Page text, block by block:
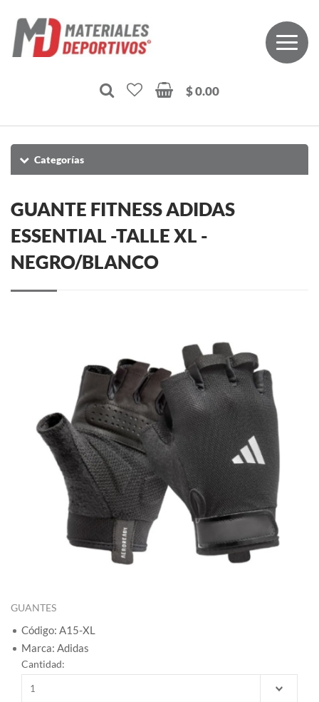
$ 0.00
Categorías
GUANTE FITNESS ADIDAS
ESSENTIAL -TALLE XL -
NEGRO/BLANCO
GUANTES
Código: A15-XL
Marca: Adidas
Cantidad: